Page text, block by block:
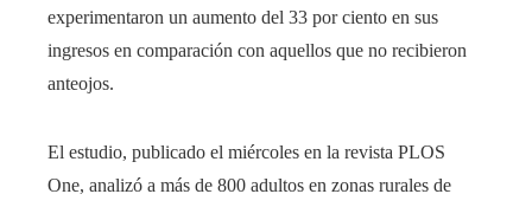
experimentaron un aumento del 33 por ciento en sus
ingresos en comparación con aquellos que no recibieron
anteojos.
El estudio, publicado el miércoles en la revista PLOS
One, analizó a más de 800 adultos en zonas rurales de